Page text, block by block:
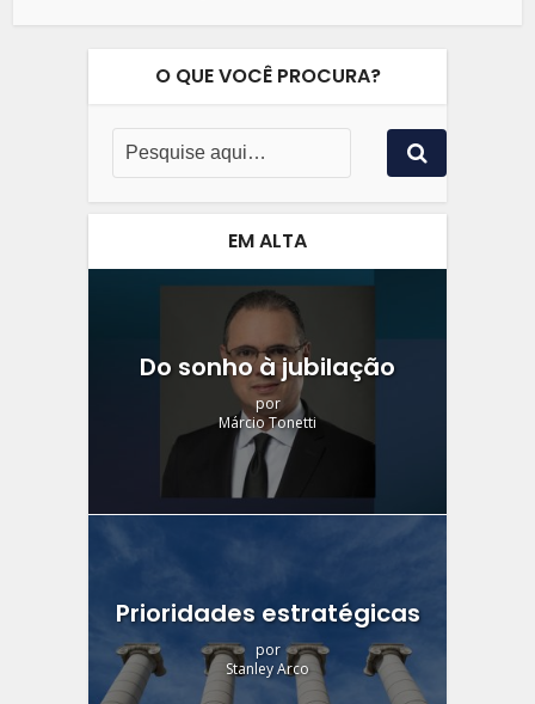
O QUE VOCÊ PROCURA?
EM ALTA
Do sonho à jubilação
por
Márcio Tonetti
Prioridades estratégicas
por
Stanley Arco